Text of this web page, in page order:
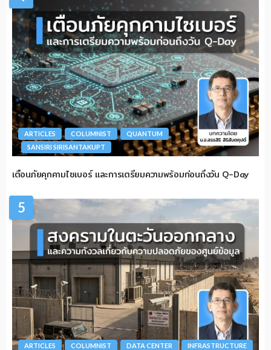
ARTICLES COLUMNIST
QUANTUM
SANSIRI SIRISANTAKUPT
เตือนภัยคุกคามไซเบอร์ และการเตรียมความพร้อมก่อนถึงวัน Q-Day
5
ARTICLES COLUMNIST DATA CENTER
INFRASTRUCTURE